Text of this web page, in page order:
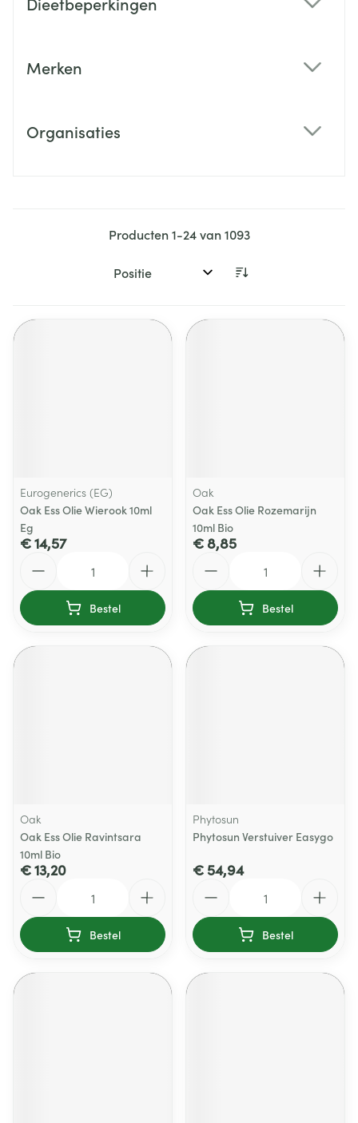
Merken
Organisaties
Producten1-24van1093
Sorteer op:
Eurogenerics (EG)
Oak Ess Olie Wierook 10ml
Eg
€ 14,57
Bestel
Oak
Oak Ess Olie Rozemarijn
10ml Bio
€ 8,85
Bestel
Oak
Oak Ess Olie Ravintsara
10ml Bio
€ 13,20
Bestel
Phytosun
Phytosun Verstuiver Easygo
€ 54,94
Bestel